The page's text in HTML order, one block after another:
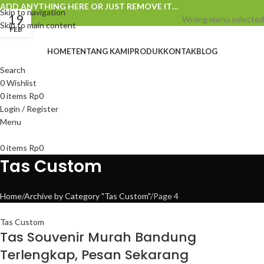
Skip to navigation
Skip to main content
ADD ANYTHING HERE OR JUST REMOVE IT…
Wrong menu selected
HOMETENTANG KAMIPRODUKKONTAKBLOG
Search
0Wishlist
0items Rp0
Login / Register
Menu
0items Rp0
Tas Custom
Home Archive by Category "Tas Custom" Page 4
19
FEB
Tas Custom
Tas Souvenir Murah Bandung
Terlengkap, Pesan Sekarang